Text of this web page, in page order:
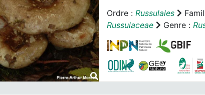
Ordre : Russulales
Russulaceae
Genre :